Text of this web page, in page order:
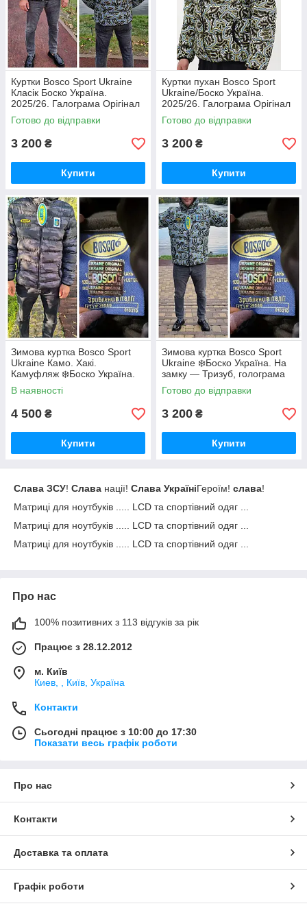
Куртки Bosco Sport Ukraine
Класік Боско Україна.
2025/26. Галограма Орігінал
На замку — Тризуб,
голограма — оригінал.
Готово до відправки
3 200 ₴
Купити
Куртки пухан Bosco Sport
Ukraine/Боско Україна.
2025/26. Галограма Орігінал
На замку — Тризуб,
голограма — оригінал.
Готово до відправки
3 200 ₴
Купити
Зимова куртка Bosco Sport
Ukraine Камо. Хакі.
Камуфляж ❄️Боско Україна.
Хакі. Камуфл На замку —
Тризуб, голограма —
В наявності
4 500 ₴
Купити
Зимова куртка Bosco Sport
Ukraine ❄️Боско Україна. На
замку — Тризуб, голограма
— оригінал.
Готово до відправки
3 200 ₴
Купити
Слава ЗСУ! Слава нації! Слава УкраїніГероїм! слава!
Матриці для ноутбуків ..... LCD та спортівний одяг ...
Матриці для ноутбуків ..... LCD та спортівний одяг ...
Матриці для ноутбуків ..... LCD та спортівний одяг ...
Про нас
100% позитивних з 113 відгуків за рік
Працює з 28.12.2012
м. Київ
Киев, , Київ, Україна
Контакти
Сьогодні працює з 10:00 до 17:30
Показати весь графік роботи
Про нас
Контакти
Доставка та оплата
Графік роботи